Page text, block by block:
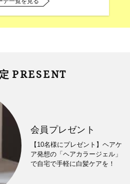
PRESENT
会員プレゼント
【10名様にプレゼント】ヘアケ
ア発想の「ヘアカラージェル」
で自宅で手軽に白髪ケアを！